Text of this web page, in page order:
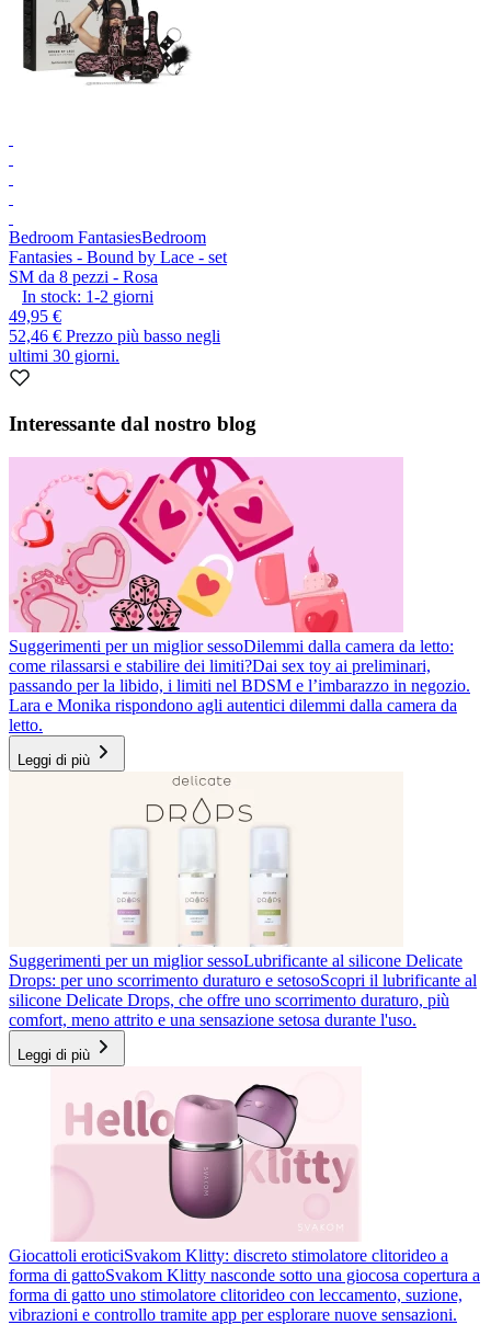
Bedroom FantasiesBedroom
Fantasies - Bound by Lace - set
SM da 8 pezzi - Rosa
In stock: 1-2 giorni
49,95 €
52,46 € Prezzo più basso negli
ultimi 30 giorni.
Interessante dal nostro blog
Suggerimenti per un miglior sessoDilemmi dalla camera da letto:
come rilassarsi e stabilire dei limiti?Dai sex toy ai preliminari,
passando per la libido, i limiti nel BDSM e l’imbarazzo in negozio.
Lara e Monika rispondono agli autentici dilemmi dalla camera da
letto.
Leggi di più
Suggerimenti per un miglior sessoLubrificante al silicone Delicate
Drops: per uno scorrimento duraturo e setosoScopri il lubrificante al
silicone Delicate Drops, che offre uno scorrimento duraturo, più
comfort, meno attrito e una sensazione setosa durante l'uso.
Leggi di più
Giocattoli eroticiSvakom Klitty: discreto stimolatore clitorideo a
forma di gattoSvakom Klitty nasconde sotto una giocosa copertura a
forma di gatto uno stimolatore clitorideo con leccamento, suzione,
vibrazioni e controllo tramite app per esplorare nuove sensazioni.